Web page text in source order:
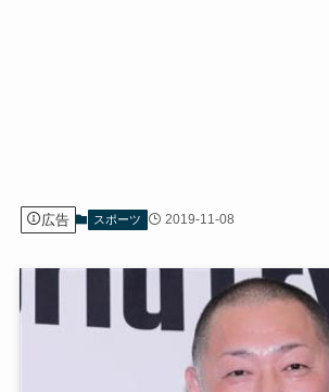
広告 スポーツ 2019-11-08